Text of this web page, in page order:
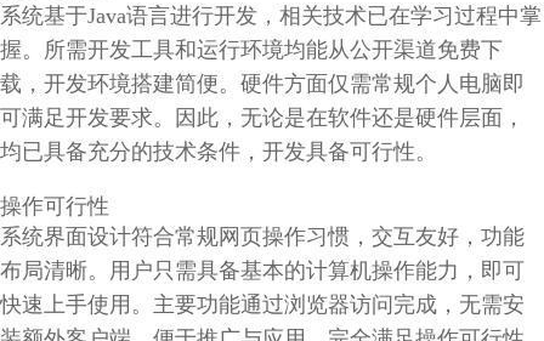
系统基于Java语言进行开发，相关技术已在学习过程中掌
握。所需开发工具和运行环境均能从公开渠道免费下
载，开发环境搭建简便。硬件方面仅需常规个人电脑即
可满足开发要求。因此，无论是在软件还是硬件层面，
均已具备充分的技术条件，开发具备可行性。
操作可行性
系统界面设计符合常规网页操作习惯，交互友好，功能
布局清晰。用户只需具备基本的计算机操作能力，即可
快速上手使用。主要功能通过浏览器访问完成，无需安